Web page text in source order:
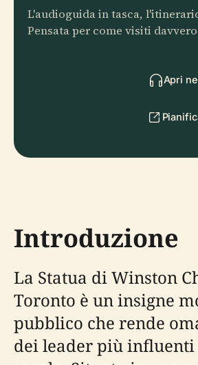
L'audioguida in tasca,
Pensata per come visiti
Apri
Introduzione
La Statua di Winston
Toronto è un insigne
pubblico che rende
dei leader più influenti